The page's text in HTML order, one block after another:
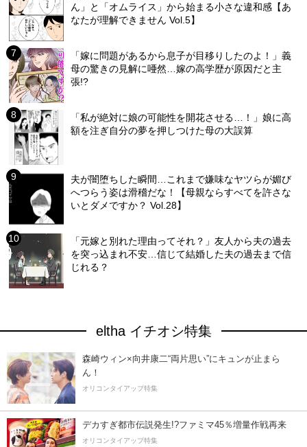
ん」と「オムライス」から始まる小さな違和感【あ
なたが理解できません Vol.5】
「嫁に問題があるから息子が目移りしたのよ！」義
母の驚きの見解に唖然…嫁の高学歴が原因だと主
張!?
「私が絶対に娘の可能性を開花させる…！」娘に高
額を注ぎ自分の夢を押しつけた母の大誤算
夫が闇堕ちした瞬間…これまで嫌味なヤツらが媚び
へつらう姿は滑稽だな！【母親ならすべてを許さな
いとダメですか？ Vol.28】
「元嫁と別れた理由ってそれ？」友人から夫の過去
を突っ込まれ不安…信じて結婚した夫の過去まで信
じれる？
eltha イチオシ特集
森崎ウィン×向井康二“両片思い”にキュンが止まら
ん！
オリコンタイアップ特集
デカすぎ都市伝説発生!?ファミマ45％増量作戦再来
オリコンタイアップ特集